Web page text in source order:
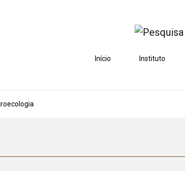
Início Instituto